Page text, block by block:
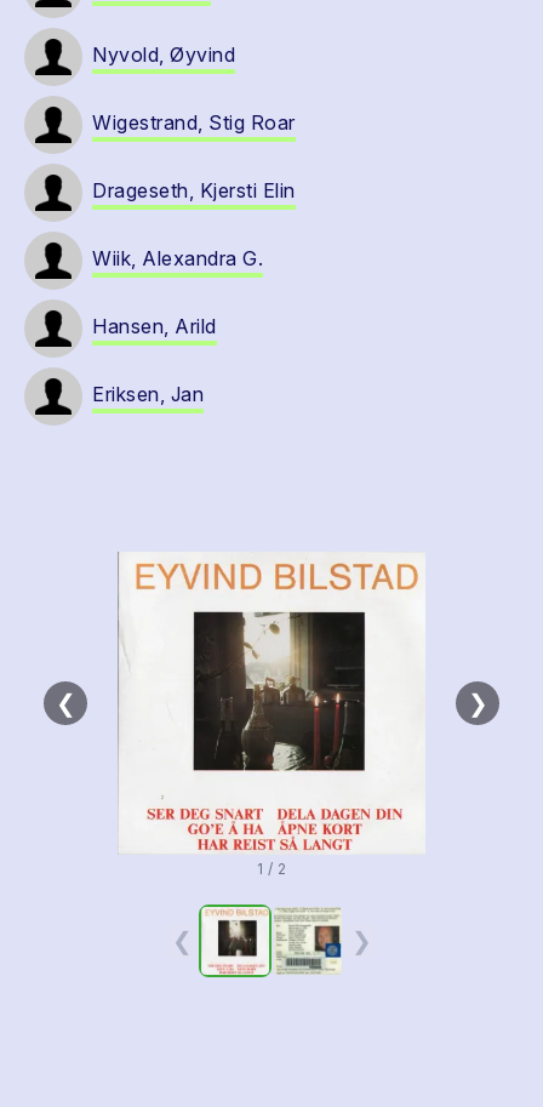
Nyvold, Øyvind
Wigestrand, Stig Roar
Drageseth, Kjersti Elin
Wiik, Alexandra G.
Hansen, Arild
Eriksen, Jan
❮ ❯
1 / 2
❮ ❯